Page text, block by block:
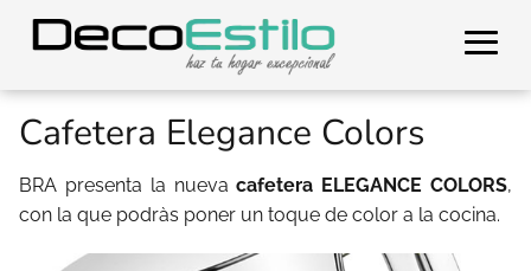
Cafetera Elegance Colors
BRA presenta la nueva cafetera ELEGANCE COLORS,
con la que podràs poner un toque de color a la cocina.